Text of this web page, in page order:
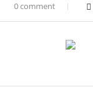
0 comment